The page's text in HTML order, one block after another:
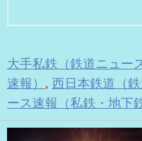
大手私鉄（鉄道ニュー
速報） , 西日本鉄道（
ース速報（私鉄・地下